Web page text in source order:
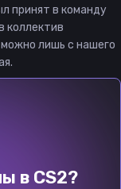
принят в команду
коллектив
лишь с нашего
в CS2?